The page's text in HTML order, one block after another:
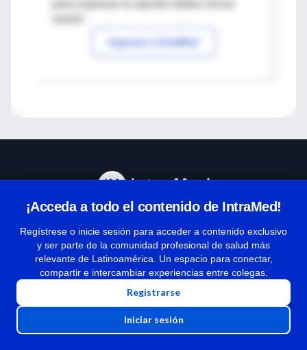
Ingresar a IntraMed
¡Acceda a todo el contenido de IntraMed!
Regístrese o inicie sesión para acceder a contenido exclusivo
y ser parte de la comunidad profesional de salud más
relevante de Latinoamérica. Un espacio para conectar,
compartir e intercambiar experiencias entre colegas.
Registrarse
Iniciar sesión
Términos y condiciones
| Políticas de privacidad
| Todos los derechos reservados | Copyright 1997-2026